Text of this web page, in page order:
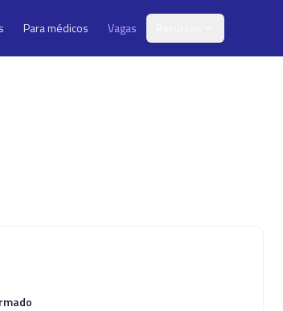
Para médicos Vagas